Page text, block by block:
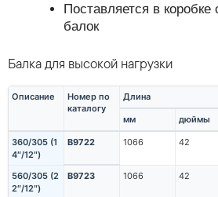
Поставляется в
балок
Балка для высокой нагрузки
Описание
Номер по
каталогу
Длина
мм дюймы
360/305 (1
4″/12″)
B9722 1066 42
560/305 (2
2″/12″)
B9723 1066 42